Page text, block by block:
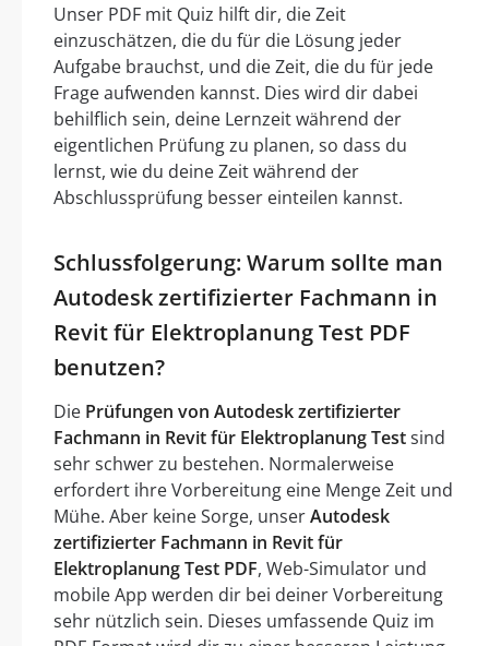
Unser PDF mit Quiz hilft dir, die Zeit
einzuschätzen, die du für die Lösung jeder
Aufgabe brauchst, und die Zeit, die du für jede
Frage aufwenden kannst. Dies wird dir dabei
behilflich sein, deine Lernzeit während der
eigentlichen Prüfung zu planen, so dass du
lernst, wie du deine Zeit während der
Abschlussprüfung besser einteilen kannst.
Schlussfolgerung: Warum sollte man
Autodesk zertifizierter Fachmann in
Revit für Elektroplanung Test PDF
benutzen?
Die Prüfungen von Autodesk zertifizierter
Fachmann in Revit für Elektroplanung Testsind
sehr schwer zu bestehen. Normalerweise
erfordert ihre Vorbereitung eine Menge Zeit und
Mühe. Aber keine Sorge, unserAutodesk
zertifizierter Fachmann in Revit für
Elektroplanung Test PDF, Web-Simulator und
mobile App werden dir bei deiner Vorbereitung
sehr nützlich sein. Dieses umfassende Quiz im